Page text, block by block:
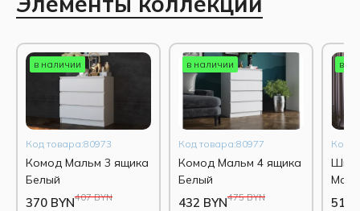
в наличии
Код товара:80973
Комод Мальм 3 ящика
Белый
407 BYN
370 BYN
в наличии
Код товара:80977
Комод Мальм 4 ящика
Белый
475 BYN
432 BYN
в
Код
517